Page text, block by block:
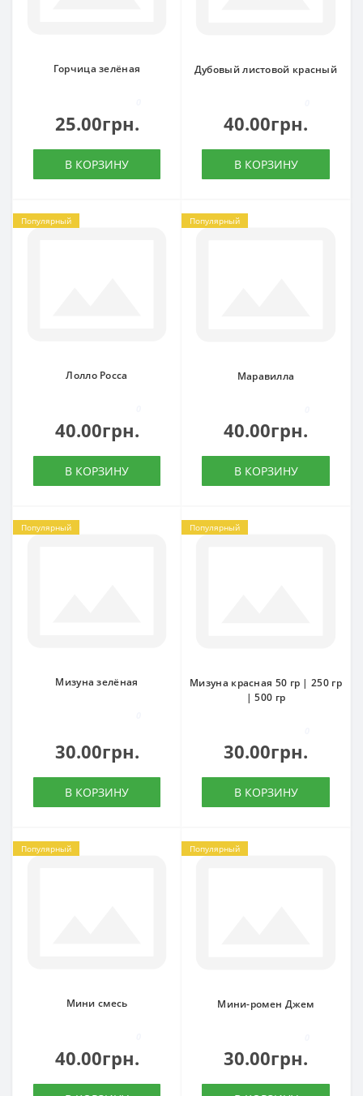
Горчица зелёная
25.00грн.
В КОРЗИНУ
Дубовый листовой красный
40.00грн.
В КОРЗИНУ
Популярный
Лолло Росса
40.00грн.
В КОРЗИНУ
Популярный
Маравилла
40.00грн.
В КОРЗИНУ
Популярный
Мизуна зелёная
30.00грн.
В КОРЗИНУ
Популярный
Мизуна красная 50 гр | 250 гр
| 500 гр
30.00грн.
В КОРЗИНУ
Популярный
Мини смесь
40.00грн.
Популярный
Мини-ромен Джем
30.00грн.